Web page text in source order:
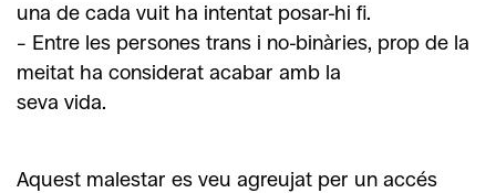
una de cada vuit ha intentat posar-hi fi.
– Entre les persones trans i no-binàries, prop de la
meitat ha considerat acabar amb la
seva vida.
Aquest malestar es veu agreujat per un accés